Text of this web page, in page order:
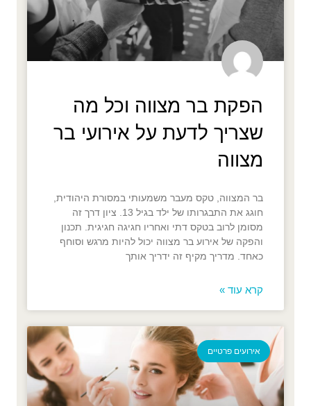
הפקת בר מצווה וכל מה
שצריך לדעת על אירועי בר
מצווה
בר המצווה, טקס מעבר משמעותי במסורת היהודית,
חוגג את התבגרותו של ילד בגיל 13. ציון דרך זה
מסומן לרוב בטקס דתי ואחריו חגיגה חגיגית. תכנון
והפקה של אירוע בר מצווה יכול להיות מרגש וסוחף
כאחד. מדריך מקיף זה ידריך אותך
קרא עוד »
אירועים פרטיים